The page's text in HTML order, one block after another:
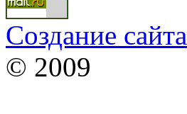
Создание сайта
© 2009